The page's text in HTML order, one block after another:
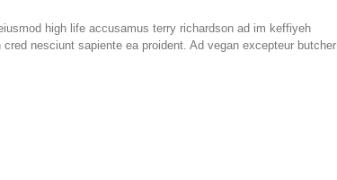
high life accusamus terry richardson ad im keffiyeh
nesciunt sapiente ea proident. Ad vegan excepteur butcher